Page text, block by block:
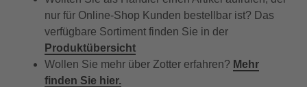
nur für Online-Shop Kunden bestellbar ist? Das
verfügbare Sortiment finden Sie in der
Produktübersicht
Wollen Sie mehr über Zotter erfahren? Mehr
finden Sie hier.